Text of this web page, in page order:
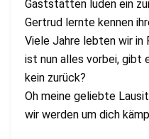
Gaststätten luden ein
Gertrud lernte kennen
Viele Jahre lebten wir in
ist nun alles vorbei, gibt
kein zurück?
Oh meine geliebte
wir werden um dich